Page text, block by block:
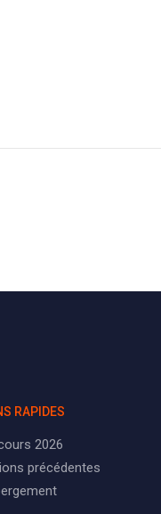
RAPIDES
2026
précédentes